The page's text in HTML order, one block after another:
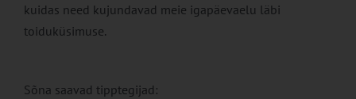
kuidas need kujundavad meie igapäevaelu läbi
toiduküsimuse.
Sõna saavad tipptegijad: